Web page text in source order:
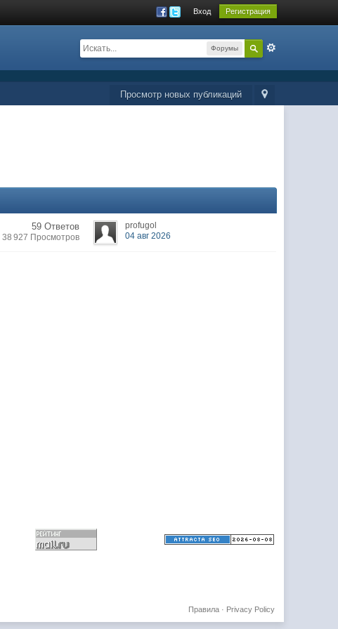
Вход Регистрация
Форумы
Просмотр новых публикаций
59 Ответов
38 927 Просмотров
profugol
04 авг 2026
Privacy Policy
Правила·